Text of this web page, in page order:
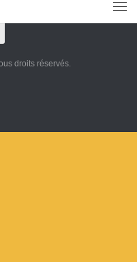
droits réservés.